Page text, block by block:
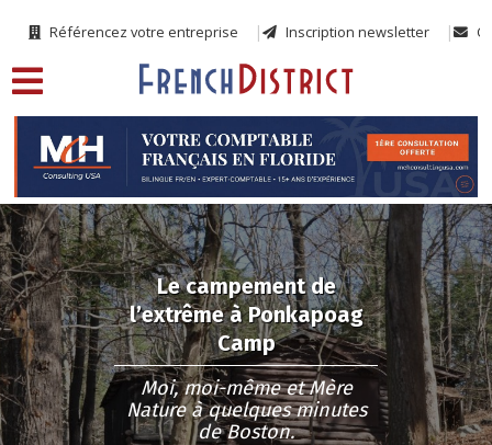
Référencez votre entreprise Inscription newsletter
Le campement de
l’extrême à Ponkapoag
Camp
Moi, moi-même et Mère
Nature à quelques minutes
de Boston.